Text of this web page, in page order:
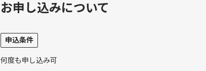
お申し込みについて
申込条件
何度も申し込み可